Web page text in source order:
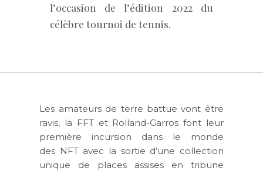
l’occasion de l’édition 2022 du
célèbre tournoi de tennis.
Les amateurs de terre battue vont être
ravis, la FFT et Rolland-Garros font leur
première incursion dans le monde
des NFT avec la sortie d’une collection
unique de places assises en tribune